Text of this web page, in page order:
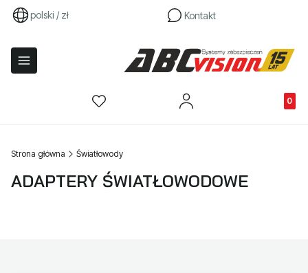
polski / zł Kontakt
Strona główna Światłowody
ADAPTERY ŚWIATŁOWODOWE